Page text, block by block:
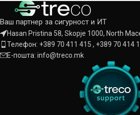
Ваш партнер за сигурност и ИТ
Hasan Pristina 58, Skopje 1000, North
Телефон: +389 70 411 415 , +389 70 414
Е-пошта: info@treco.mk